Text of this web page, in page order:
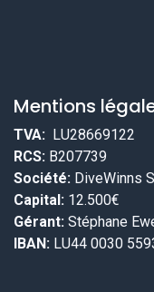
Mentions
TVA: LU28669122
RCS: B207739
Société: DiveWinns
Capital: 12.500€
Gérant: Stéphane
IBAN: LU44 0030